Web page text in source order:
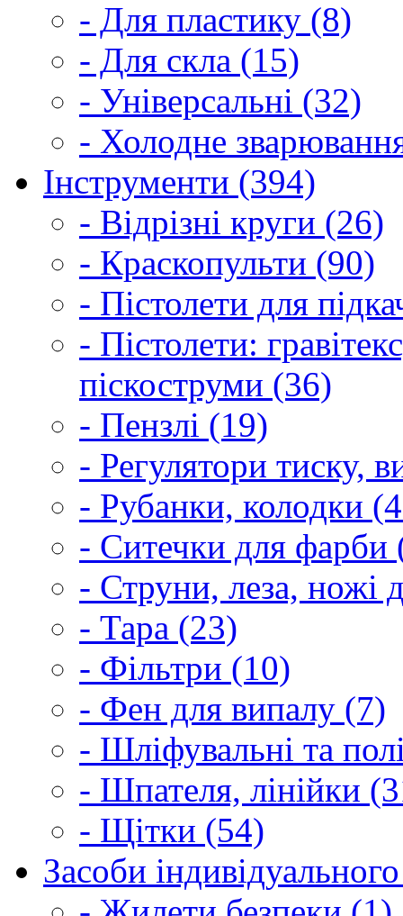
- Для пластику (8)
- Для скла (15)
- Універсальні (32)
- Холодне
Інструменти (394)
- Відрізні круги (26)
- Краскопульти (90)
- Пістолети для
- Пістолети:
піскоструми (36)
- Пензлі (19)
- Регулятори тиску,
- Рубанки, колодки
- Ситечки для фарби
- Струни, леза, ножі
- Тара (23)
- Фільтри (10)
- Фен для випалу (7)
- Шліфувальні та
- Шпателя, лінійки
- Щітки (54)
Засоби